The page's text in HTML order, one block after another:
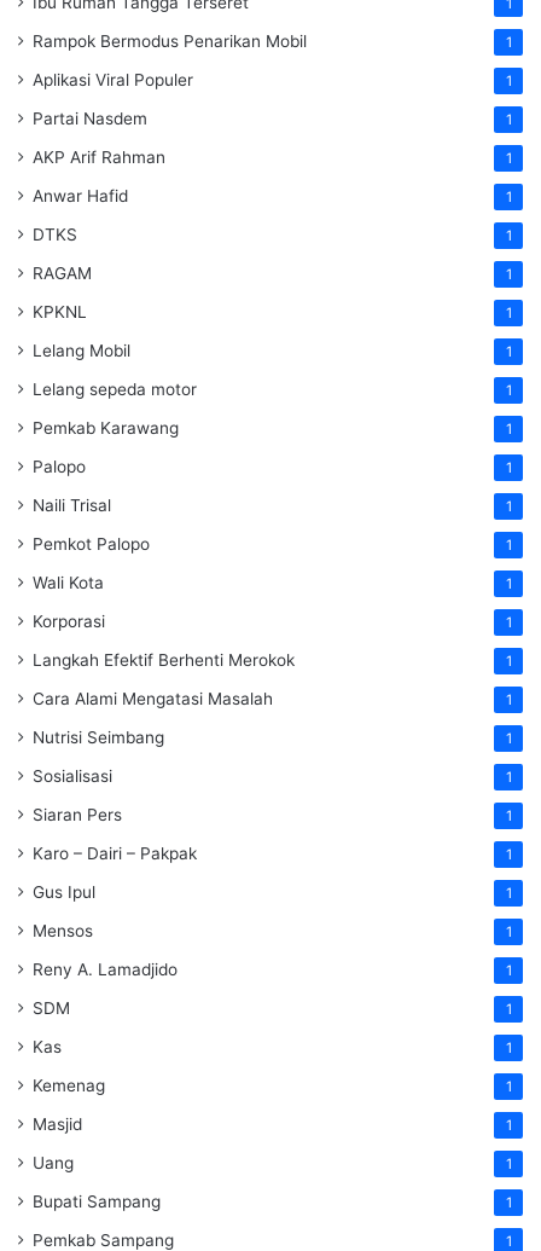
1
Rampok Bermodus Penarikan Mobil 1
Aplikasi Viral Populer 1
Partai Nasdem 1
AKP Arif Rahman 1
Anwar Hafid 1
DTKS 1
RAGAM 1
KPKNL 1
Lelang Mobil 1
Lelang sepeda motor 1
Pemkab Karawang 1
Palopo 1
Naili Trisal 1
Pemkot Palopo 1
Wali Kota 1
Korporasi 1
Langkah Efektif Berhenti Merokok 1
Cara Alami Mengatasi Masalah 1
Nutrisi Seimbang 1
Sosialisasi 1
Siaran Pers 1
Karo – Dairi – Pakpak 1
Gus Ipul 1
Mensos 1
Reny A. Lamadjido 1
SDM 1
Kas 1
Kemenag 1
Masjid 1
Uang 1
Bupati Sampang 1
Pemkab Sampang 1